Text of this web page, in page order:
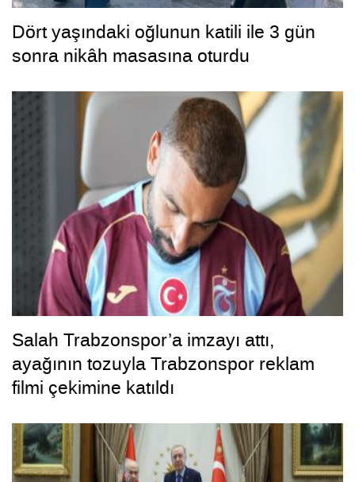
Dört yaşındaki oğlunun katili ile 3 gün
sonra nikâh masasına oturdu
Salah Trabzonspor’a imzayı attı,
ayağının tozuyla Trabzonspor reklam
filmi çekimine katıldı